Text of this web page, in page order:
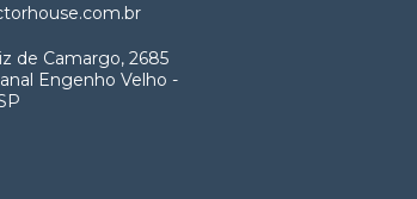
de Camargo, 2685
Engenho Velho -